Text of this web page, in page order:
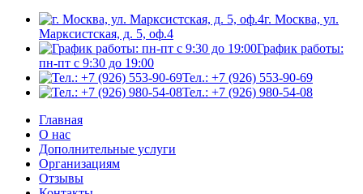
г. Москва, ул.
Марксистская, д. 5, оф.4
График работы:
пн-пт с 9:30 до 19:00
Тел.: +7 (926) 553-90-69
Тел.: +7 (926) 980-54-08
Главная
О нас
Дополнительные услуги
Организациям
Отзывы